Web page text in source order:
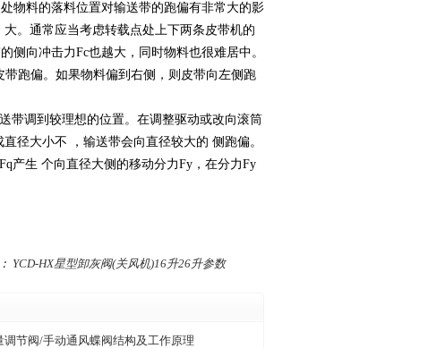
物料的落料位置对输送带的跑偏有非常大的影
。通常应当考虑转载点处上下两条皮带机的
侧向冲击力Fc也越大，同时物料也很难居中。
跑偏。如果物料偏到右侧，则皮带向左侧跑
带调到较理想的位置。在调整驱动或改向滚筒
径大小不 ，输送带会向直径较大的 侧跑偏。
产生 个向直径大侧的移动分力Fy，在分力Fy
YCD-HX星型卸灰阀(关风机)16升26升参数
调节阀/手动通风蝶阀结构及工作原理